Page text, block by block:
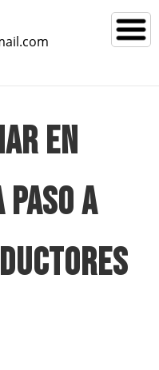
EN
PASO A